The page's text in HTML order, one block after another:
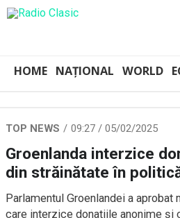
HOME NAȚIONAL WORLD
TOP NEWS 09:27 / 05/02/2025
Groenlanda interzice
din străinătate în
Parlamentul Groenlandei a
care interzice donațiile anonime și